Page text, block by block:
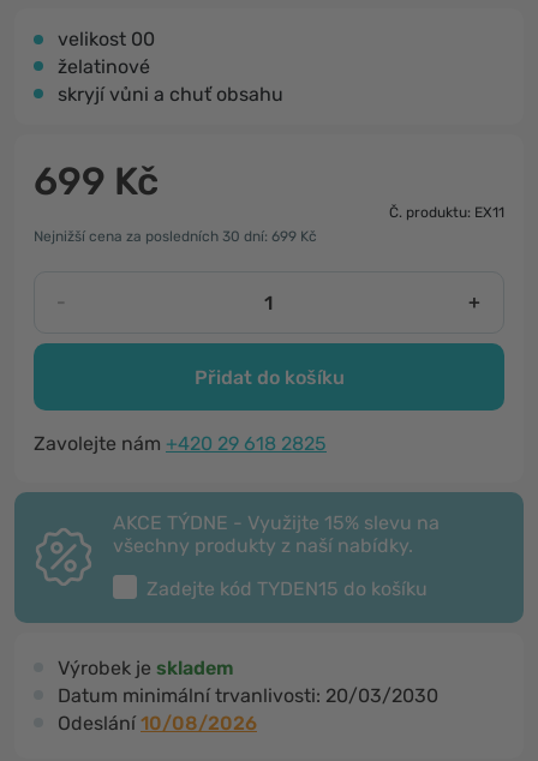
velikost 00
želatinové
skryjí vůni a chuť obsahu
699 Kč
Č. produktu: EX11
Nejnižší cena za posledních 30 dní: 699 Kč
- +
Přidat do košíku
Zavolejte nám +420 29 618 2825
AKCE TÝDNE - Využijte 15% slevu na
všechny produkty z naší nabídky.
Zadejte kód TYDEN15 do košíku
Výrobek je skladem
Datum minimální trvanlivosti: 20/03/2030
Odeslání10/08/2026